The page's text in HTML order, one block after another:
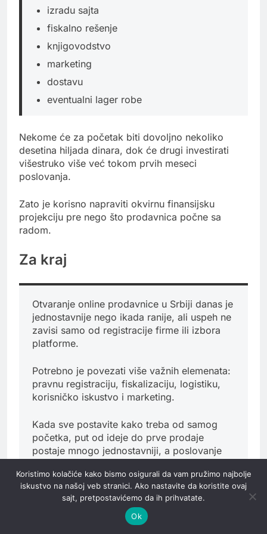
izradu sajta
fiskalno rešenje
knjigovodstvo
marketing
dostavu
eventualni lager robe
Nekome će za početak biti dovoljno nekoliko
desetina hiljada dinara, dok će drugi investirati
višestruko više već tokom prvih meseci
poslovanja.
Zato je korisno napraviti okvirnu finansijsku
projekciju pre nego što prodavnica počne sa
radom.
Za kraj
Otvaranje online prodavnice u Srbiji danas je
jednostavnije nego ikada ranije, ali uspeh ne
zavisi samo od registracije firme ili izbora
platforme.
Potrebno je povezati više važnih elemenata:
pravnu registraciju, fiskalizaciju, logistiku,
korisničko iskustvo i marketing.
Kada sve postavite kako treba od samog
početka, put od ideje do prve prodaje
postaje mnogo jednostavniji, a poslovanje
Koristimo kolačiće kako bismo osigurali da vam pružimo najbolje
iskustvo na našoj veb stranici. Ako nastavite da koristite ovaj
sajt, pretpostavićemo da ih prihvatate.
Ok